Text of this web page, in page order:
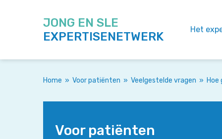
JONG EN SLE
EXPERTISENETWERK
Het
Home » Voor patiënten » Veelgestelde vragen »
Voor patiënten